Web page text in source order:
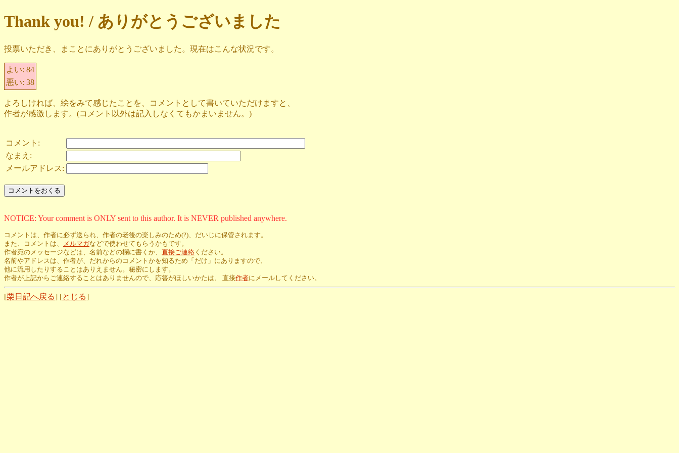
Thank you! / ありがとうございました
投票いただき、まことにありがとうございました。現在はこんな状況です。
よい: 84
悪い: 38
よろしければ、絵をみて感じたことを、コメントとして書いていただけますと、
作者が感激します。(コメント以外は記入しなくてもかまいません。)
コメント:
なまえ:
メールアドレス:
NOTICE: Your comment is ONLY sent to this author. It is NEVER published anywhere.
コメントは、作者に必ず送られ、作者の老後の楽しみのため(?)、だいじに保管されます。
また、コメントは、
メルマガなどで使わせてもらうかもです。
作者宛のメッセージなどは、名前などの欄に書くか、 直接ご連絡 ください。
名前やアドレスは、作者が、だれからのコメントかを知るため「だけ」にありますので、
他に流用したりすることはありえません。秘密にします。
作者が上記からご連絡することはありませんので、応答がほしいかたは、 直接作者にメールしてください。
[栗日記へ戻る] [とじる]